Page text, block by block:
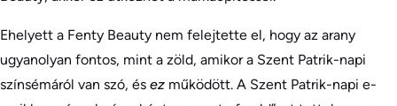
Ehelyett a Fenty Beauty nem felejtette el, hogy az arany
ugyanolyan fontos, mint a zöld, amikor a Szent Patrik-napi
színsémáról van szó, és ez működött. A Szent Patrik-napi e-